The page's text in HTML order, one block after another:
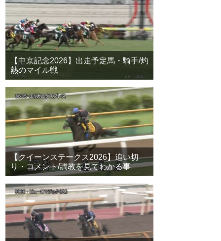
【中京記念2026】出走予定馬・騎手/灼
熱のマイル戦
【クイーンステークス2026】追い切
り・コメント/調教を見てわかる事